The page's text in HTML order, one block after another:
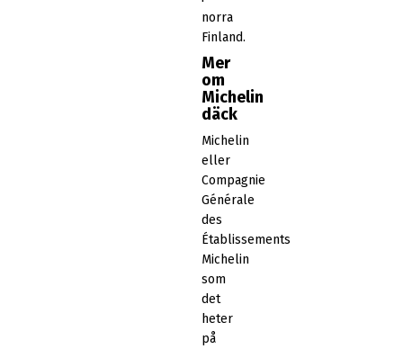
norra
Finland.
Mer
om
Michelin
däck
Michelin
eller
Compagnie
Générale
des
Établissements
Michelin
som
det
heter
på